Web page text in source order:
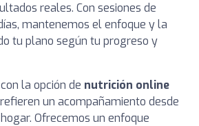
reales. Con sesiones de
mantenemos el enfoque y la
tu plano según tu progreso y
la opción de nutrición online
un acompañamiento desde
Ofrecemos un enfoque